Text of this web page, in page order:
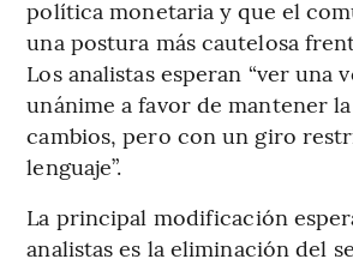
política monetaria y que el
una postura más cautelosa
Los analistas esperan “ver una
unánime a favor de mantener
cambios, pero con un giro
lenguaje”.
La principal modificación
analistas es la eliminación del